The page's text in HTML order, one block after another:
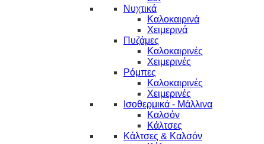
Νυχτικά
Καλοκαιρινά
Χειμερινά
Πυζάμες
Καλοκαιρινές
Χειμερινές
Ρόμπες
Καλοκαιρινές
Χειμερινές
Ισοθερμικά - Μάλλινα
Καλσόν
Κάλτσες
Κάλτσες & Καλσόν